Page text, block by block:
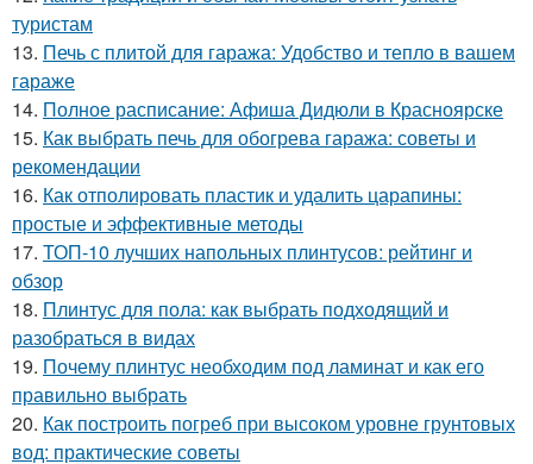
туристам
13. Печь с плитой для гаража: Удобство и тепло в вашем
гараже
14. Полное расписание: Афиша Дидюли в Красноярске
15. Как выбрать печь для обогрева гаража: советы и
рекомендации
16. Как отполировать пластик и удалить царапины:
простые и эффективные методы
17. ТОП-10 лучших напольных плинтусов: рейтинг и
обзор
18. Плинтус для пола: как выбрать подходящий и
разобраться в видах
19. Почему плинтус необходим под ламинат и как его
правильно выбрать
20. Как построить погреб при высоком уровне грунтовых
вод: практические советы